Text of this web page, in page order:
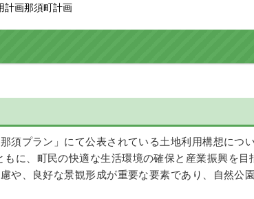
計画那須町計画
須プラン」にて公表されている土地利用構想に
に、町民の快適な生活環境の確保と産業振興を目
や、良好な景観形成が重要な要素であり、自然